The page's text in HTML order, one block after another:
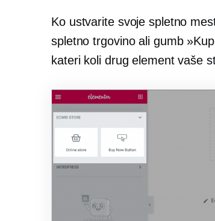
Ko ustvarite svoje spletno
spletno trgovino ali gumb
kateri koli drug element vaše